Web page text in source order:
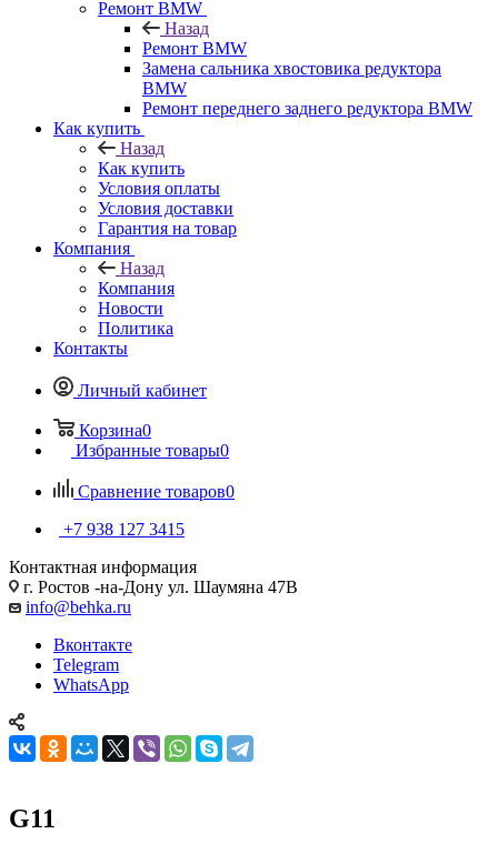
Ремонт BMW
Назад
Ремонт BMW
Замена сальника хвостовика редуктора
BMW
Ремонт переднего заднего редуктора BMW
Как купить
Назад
Как купить
Условия оплаты
Условия доставки
Гарантия на товар
Компания
Назад
Компания
Новости
Политика
Контакты
Личный кабинет
Корзина0
Избранные товары0
Сравнение товаров0
+7 938 127 3415
Контактная информация
г. Ростов -на-Дону ул. Шаумяна 47В
info@behka.ru
Вконтакте
Telegram
WhatsApp
G11